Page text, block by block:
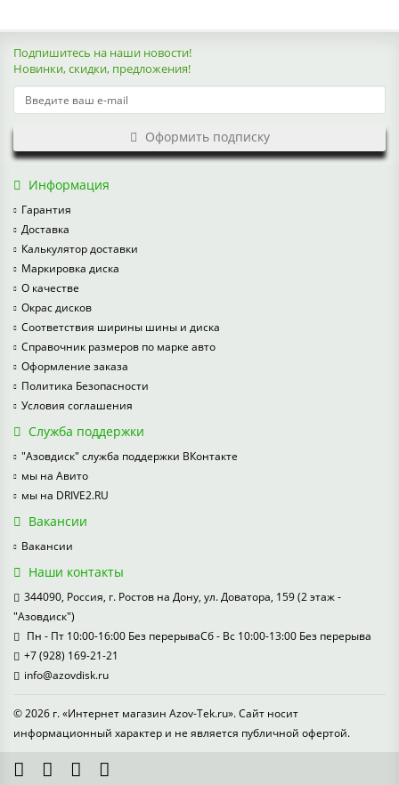
Подпишитесь на наши новости!
Новинки, скидки, предложения!
Оформить подписку
Информация
Гарантия
Доставка
Калькулятор доставки
Маркировка диска
О качестве
Окрас дисков
Соответствия ширины шины и диска
Справочник размеров по марке авто
Оформление заказа
Политика Безопасности
Условия соглашения
Служба поддержки
"Азовдиск" служба поддержки ВКонтакте
мы на Авито
мы на DRIVE2.RU
Вакансии
Вакансии
Наши контакты
344090, Россия, г. Ростов на Дону, ул. Доватора, 159 (2 этаж -
"Азовдиск")
Пн - Пт 10:00-16:00 Без перерываСб - Вс 10:00-13:00 Без перерыва
+7 (928) 169-21-21
info@azovdisk.ru
© 2026 г. «Интернет магазин Azov-Tek.ru». Сайт носит
информационный характер и не является публичной офертой.